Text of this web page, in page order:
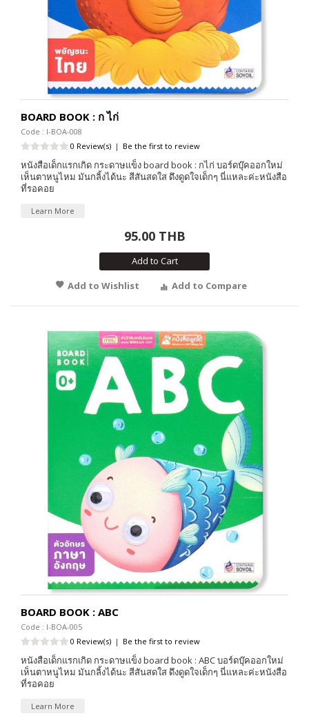
BOARD BOOK : ก ไก่
Code : I-BOA-008
0 Review(s) | Be the first to review
หนังสือเด็กแรกเกิด กระดาษแข็ง board book : กไก่ บอร์ดบุ๊คออกใหม่
เห็นตาหนูไหม มันกลิ้งได้นะ สีสันสดใส ดึงดูดใจเด็กๆ นี่แหละค่ะหนังสือ
ที่รอคอย
Learn More
95.00 THB
Add to Cart
Add to Wishlist
Add to Compare
BOARD BOOK : ABC
Code : I-BOA-005
0 Review(s) | Be the first to review
หนังสือเด็กแรกเกิด กระดาษแข็ง board book : ABC บอร์ดบุ๊คออกใหม่
เห็นตาหนูไหม มันกลิ้งได้นะ สีสันสดใส ดึงดูดใจเด็กๆ นี่แหละค่ะหนังสือ
ที่รอคอย
Learn More